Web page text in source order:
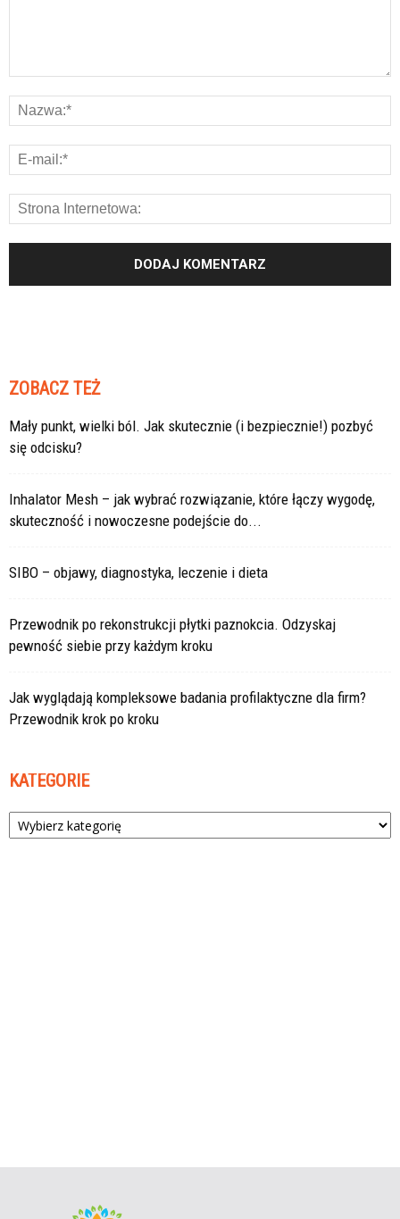
ZOBACZ TEŻ
Mały punkt, wielki ból. Jak skutecznie (i bezpiecznie!) pozbyć
się odcisku?
Inhalator Mesh – jak wybrać rozwiązanie, które łączy wygodę,
skuteczność i nowoczesne podejście do...
SIBO – objawy, diagnostyka, leczenie i dieta
Przewodnik po rekonstrukcji płytki paznokcia. Odzyskaj
pewność siebie przy każdym kroku
Jak wyglądają kompleksowe badania profilaktyczne dla firm?
Przewodnik krok po kroku
KATEGORIE
Kategorie